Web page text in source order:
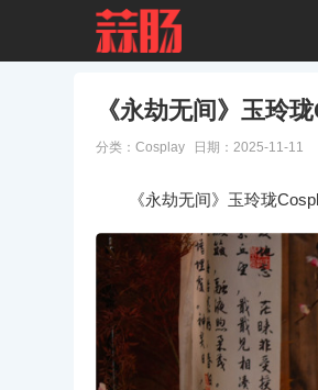
《永劫无间》玉玲
分类： Cosplay 日期：2025-11-11
《永劫无间》玉玲珑